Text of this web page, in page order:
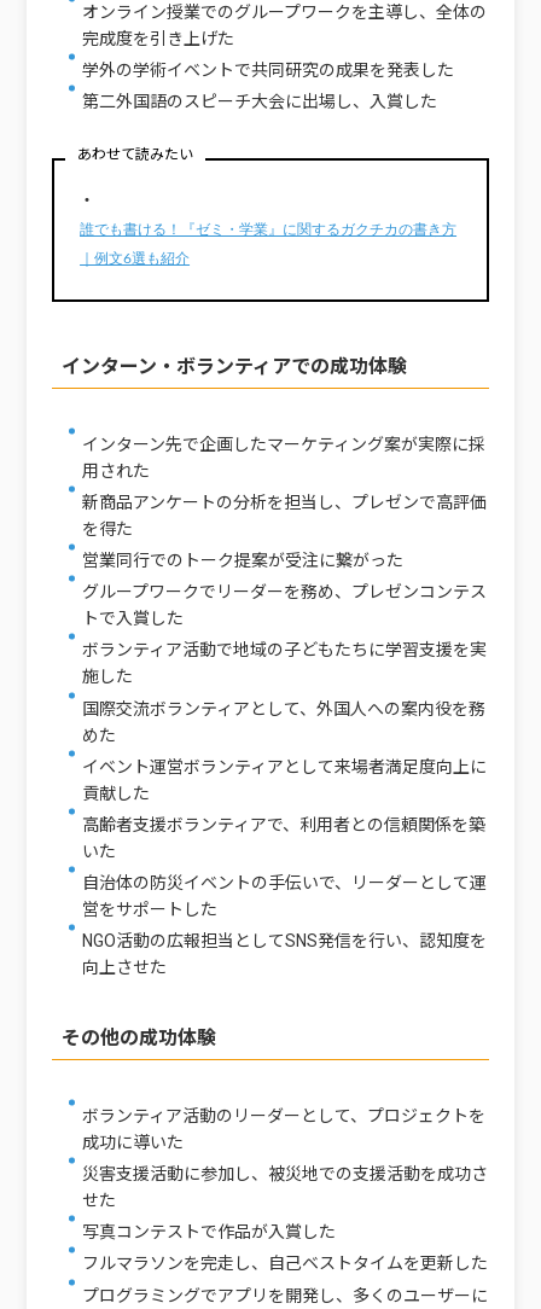
オンライン授業でのグループワークを主導し、全体の
完成度を引き上げた
学外の学術イベントで共同研究の成果を発表した
第二外国語のスピーチ大会に出場し、入賞した
あわせて読みたい
・
誰でも書ける！『ゼミ・学業』に関するガクチカの書き方
｜例文6選も紹介
インターン・ボランティアでの成功体験
インターン先で企画したマーケティング案が実際に採
用された
新商品アンケートの分析を担当し、プレゼンで高評価
を得た
営業同行でのトーク提案が受注に繋がった
グループワークでリーダーを務め、プレゼンコンテス
トで入賞した
ボランティア活動で地域の子どもたちに学習支援を実
施した
国際交流ボランティアとして、外国人への案内役を務
めた
イベント運営ボランティアとして来場者満足度向上に
貢献した
高齢者支援ボランティアで、利用者との信頼関係を築
いた
自治体の防災イベントの手伝いで、リーダーとして運
営をサポートした
NGO活動の広報担当としてSNS発信を行い、認知度を
向上させた
その他の成功体験
ボランティア活動のリーダーとして、プロジェクトを
成功に導いた
災害支援活動に参加し、被災地での支援活動を成功さ
せた
写真コンテストで作品が入賞した
フルマラソンを完走し、自己ベストタイムを更新した
プログラミングでアプリを開発し、多くのユーザーに